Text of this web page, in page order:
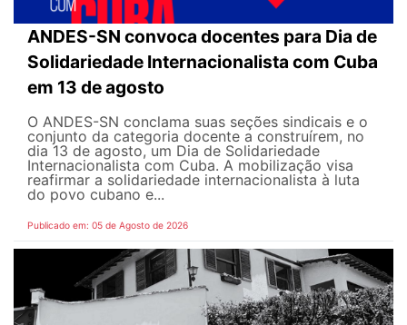
ANDES-SN convoca docentes para Dia de
Solidariedade Internacionalista com Cuba
em 13 de agosto
O ANDES-SN conclama suas seções sindicais e o
conjunto da categoria docente a construírem, no
dia 13 de agosto, um Dia de Solidariedade
Internacionalista com Cuba. A mobilização visa
reafirmar a solidariedade internacionalista à luta
do povo cubano e...
Publicado em: 05 de Agosto de 2026